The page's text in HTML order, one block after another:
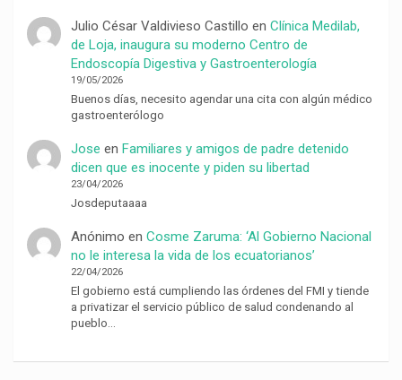
Julio César Valdivieso Castillo en Clínica Medilab,
de Loja, inaugura su moderno Centro de
Endoscopía Digestiva y Gastroenterología
19/05/2026
Buenos días, necesito agendar una cita con algún médico
gastroenterólogo
Jose en Familiares y amigos de padre detenido
dicen que es inocente y piden su libertad
23/04/2026
Josdeputaaaa
Anónimo en Cosme Zaruma: ‘Al Gobierno Nacional
no le interesa la vida de los ecuatorianos’
22/04/2026
El gobierno está cumpliendo las órdenes del FMI y tiende
a privatizar el servicio público de salud condenando al
pueblo…